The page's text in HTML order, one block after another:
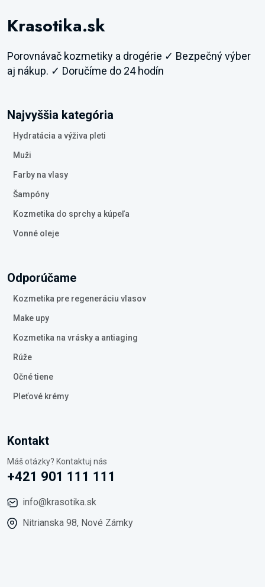
Krasotika.sk
Porovnávač kozmetiky a drogérie ✓ Bezpečný výber
aj nákup. ✓ Doručíme do 24 hodín
Najvyššia kategória
Hydratácia a výživa pleti
Muži
Farby na vlasy
Šampóny
Kozmetika do sprchy a kúpeľa
Vonné oleje
Odporúčame
Kozmetika pre regeneráciu vlasov
Make upy
Kozmetika na vrásky a antiaging
Rúže
Očné tiene
Pleťové krémy
Kontakt
Máš otázky? Kontaktuj nás
+421 901 111 111
info@krasotika.sk
Nitrianska 98, Nové Zámky